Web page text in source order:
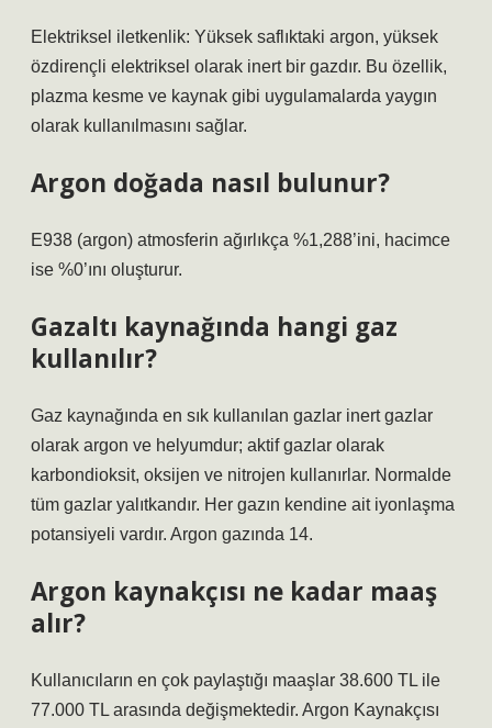
Elektriksel iletkenlik: Yüksek saflıktaki argon, yüksek
özdirençli elektriksel olarak inert bir gazdır. Bu özellik,
plazma kesme ve kaynak gibi uygulamalarda yaygın
olarak kullanılmasını sağlar.
Argon doğada nasıl bulunur?
E938 (argon) atmosferin ağırlıkça %1,288’ini, hacimce
ise %0’ını oluşturur.
Gazaltı kaynağında hangi gaz
kullanılır?
Gaz kaynağında en sık kullanılan gazlar inert gazlar
olarak argon ve helyumdur; aktif gazlar olarak
karbondioksit, oksijen ve nitrojen kullanırlar. Normalde
tüm gazlar yalıtkandır. Her gazın kendine ait iyonlaşma
potansiyeli vardır. Argon gazında 14.
Argon kaynakçısı ne kadar maaş
alır?
Kullanıcıların en çok paylaştığı maaşlar 38.600 TL ile
77.000 TL arasında değişmektedir. Argon Kaynakçısı